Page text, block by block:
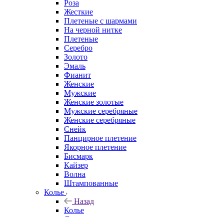
Роза
Жесткие
Плетеные с шармами
На черной нитке
Плетеные
Серебро
Золото
Эмаль
Фианит
Женские
Мужские
Женские золотые
Мужские серебряные
Женские серебряные
Снейк
Панцирное плетение
Якорное плетение
Бисмарк
Кайзер
Волна
Штампованные
Колье
Назад
Колье